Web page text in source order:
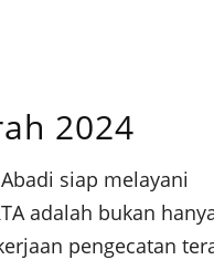
2024
siap melayani
adalah bukan
pengecatan